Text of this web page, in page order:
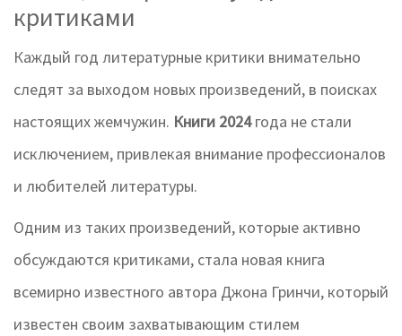
критиками
Каждый год литературные критики внимательно
следят за выходом новых произведений, в поисках
настоящих жемчужин. Книги 2024года не стали
исключением, привлекая внимание профессионалов
и любителей литературы.
Одним из таких произведений, которые активно
обсуждаются критиками, стала новая книга
всемирно известного автора Джона Гринчи, который
известен своим захватывающим стилем